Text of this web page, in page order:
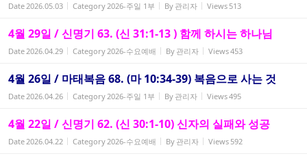
Date2026.05.03 Category2026-주일 1부 By 관리자 Views 513
4월 29일 / 신명기 63. (신 31:1-13 ) 함께 하시는 하나님
Date2026.04.29 Category2026-수요예배 By 관리자 Views453
4월 26일 / 마태복음 68. (마 10:34-39) 복음으로 사는 것
Date2026.04.26 Category2026-주일 1부 By 관리자 Views495
4월 22일 / 신명기 62. (신 30:1-10) 신자의 실패와 성공
Date2026.04.22 Category2026-수요예배 By 관리자 Views 592